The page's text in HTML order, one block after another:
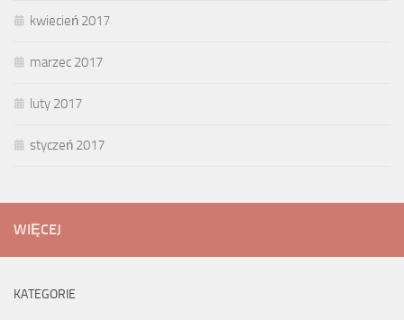
kwiecień 2017
marzec 2017
luty 2017
styczeń 2017
WIĘCEJ
KATEGORIE